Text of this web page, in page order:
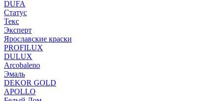
DUFA
Статус
Текс
Эксперт
Ярославские краски
PROFILUX
DULUX
Arcobaleno
Эмаль
DEKOR GOLD
APOLLO